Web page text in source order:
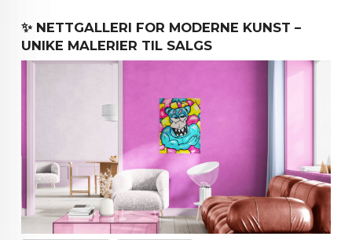
KUNST OG KUNSTNEREN
MALERIER BLOGG
KUNST INVESTERING
KUNSTSTILER
FARGETEORI
✨ NETTGALLERI FOR MODERNE KUNST –
UNIKE MALERIER TIL SALGS